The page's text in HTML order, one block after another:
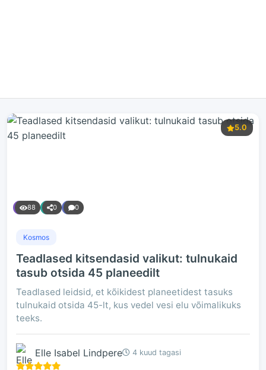
5.0
88 0 0
Kosmos
Teadlased kitsendasid valikut: tulnukaid
tasub otsida 45 planeedilt
Teadlased leidsid, et kõikidest planeetidest tasuks
tulnukaid otsida 45-lt, kus vedel vesi elu võimalikuks
teeks.
Elle Isabel Lindpere 4 kuud tagasi